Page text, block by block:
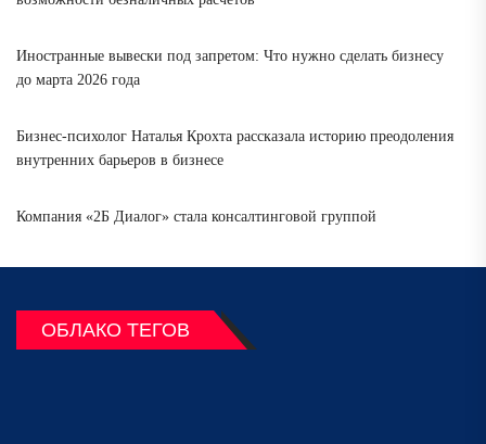
Иностранные вывески под запретом: Что нужно сделать бизнесу
до марта 2026 года
Бизнес-психолог Наталья Крохта рассказала историю преодоления
внутренних барьеров в бизнесе
Компания «2Б Диалог» стала консалтинговой группой
ОБЛАКО ТЕГОВ